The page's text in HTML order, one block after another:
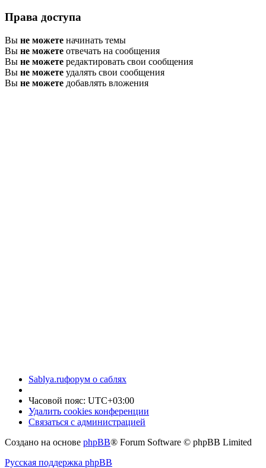
Права доступа
Вы не можете начинать темы
Вы не можете отвечать на сообщения
Вы не можете редактировать свои сообщения
Вы не можете удалять свои сообщения
Вы не можете добавлять вложения
Sablya.ruфорум о саблях
Часовой пояс: UTC+03:00
Удалить cookies конференции
Связаться с администрацией
Создано на основе phpBB® Forum Software © phpBB Limited
Русская поддержка phpBB